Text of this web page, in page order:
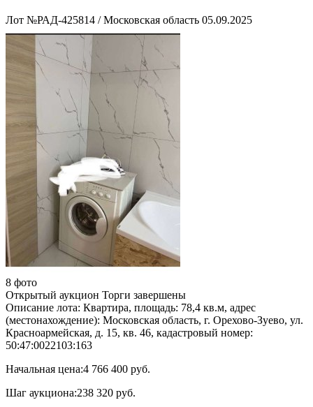
Лот №РАД-425814 / Московская область 05.09.2025
8 фото
Открытый аукцион Торги завершены
Описание лота: Квартира, площадь: 78,4 кв.м, адрес
(местонахождение): Московская область, г. Орехово-Зуево, ул.
Красноармейская, д. 15, кв. 46, кадастровый номер:
50:47:0022103:163
Начальная цена:4 766 400 руб.
Шаг аукциона:238 320 руб.